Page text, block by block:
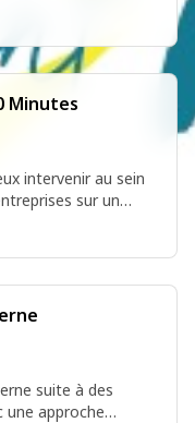
développement.
savoir plus sur mes
Minutes
intervenir au sein
sur un
sur un thème
en parler.
suite à des
une approche